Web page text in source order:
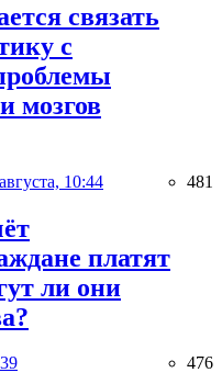
связать
с
мозгов
10:44 481
платят
ли они
476